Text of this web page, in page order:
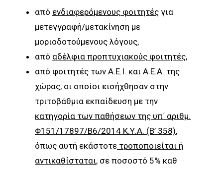
από ενδιαφερόμενους φοιτητές για
μετεγγραφή/μετακίνηση με
μοριοδοτούμενους λόγους,
από αδέλφια προπτυχιακούς φοιτητές,
από φοιτητές των Α.Ε.Ι. και Α.Ε.Α. της
χώρας, οι οποίοι εισήχθησαν στην
τριτοβάθμια εκπαίδευση με την
κατηγορία των παθήσεων της υπ΄ αριθμ.
Φ151/17897/Β6/2014 Κ.Υ.Α. (Β’ 358),
όπως αυτή εκάστοτε τροποποιείται ή
αντικαθίσταται, σε ποσοστό 5% καθ